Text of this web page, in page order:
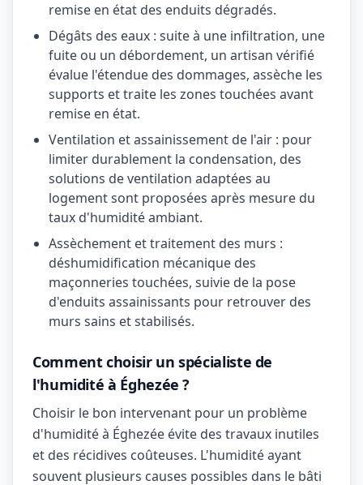
remise en état des enduits dégradés.
Dégâts des eaux : suite à une infiltration, une
fuite ou un débordement, un artisan vérifié
évalue l'étendue des dommages, assèche les
supports et traite les zones touchées avant
remise en état.
Ventilation et assainissement de l'air : pour
limiter durablement la condensation, des
solutions de ventilation adaptées au
logement sont proposées après mesure du
taux d'humidité ambiant.
Assèchement et traitement des murs :
déshumidification mécanique des
maçonneries touchées, suivie de la pose
d'enduits assainissants pour retrouver des
murs sains et stabilisés.
Comment choisir un spécialiste de
l'humidité à Éghezée ?
Choisir le bon intervenant pour un problème
d'humidité à Éghezée évite des travaux inutiles
et des récidives coûteuses. L'humidité ayant
souvent plusieurs causes possibles dans le bâti